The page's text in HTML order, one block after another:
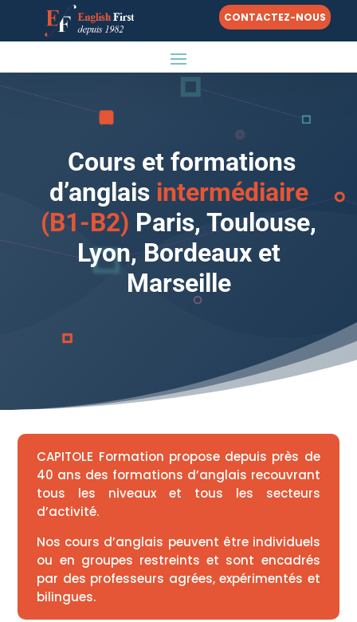
CONTACTEZ-NOUS
Cours et formations
d’anglais intermédiaire
(B1-B2) Paris, Toulouse,
Lyon, Bordeaux et
Marseille
CAPITOLE Formation propose depuis près de
40 ans des formations d’anglais recouvrant
tous les niveaux et tous les secteurs
d’activité.
Nos cours d’anglais peuvent être individuels
ou en groupes restreints et sont encadrés
par des professeurs agrées, expérimentés et
bilingues.